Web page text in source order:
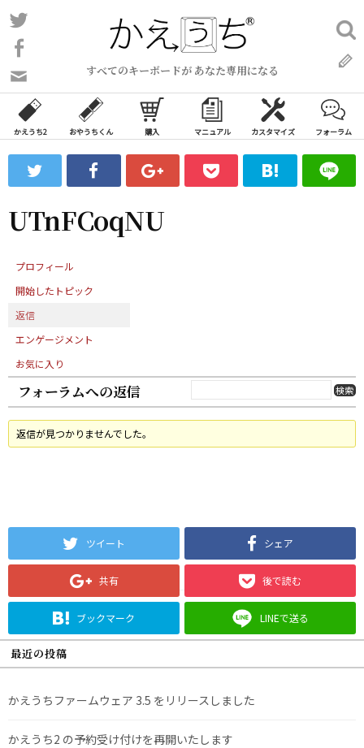
コ
ン
ン
ツ
ス
ッ
プ
すべてのキーボードが あなた専用になる
い
合
わ
フ
ォ
検
索:
かえうち2 おやうちくん 購入 マニュアル カスタマイズ フォーラム
UTnFCoqNU
プロフィール
開始したトピック
返信
エンゲージメント
お気に入り
フォーラムへの返信
返信が見つかりませんでした。
ツイート シェア
共有 後で読む
ブックマーク LINEで送る
最近の投稿
かえうちファームウェア 3.5 をリリースしました
かえうち2 の予約受け付けを再開いたします